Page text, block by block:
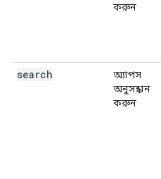
করুন
search
অ্যাপস
অনুসন্ধান
করুন